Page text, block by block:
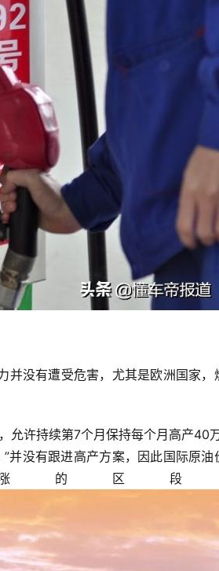
并没有跟进高产方案，因此国际原油
的区段